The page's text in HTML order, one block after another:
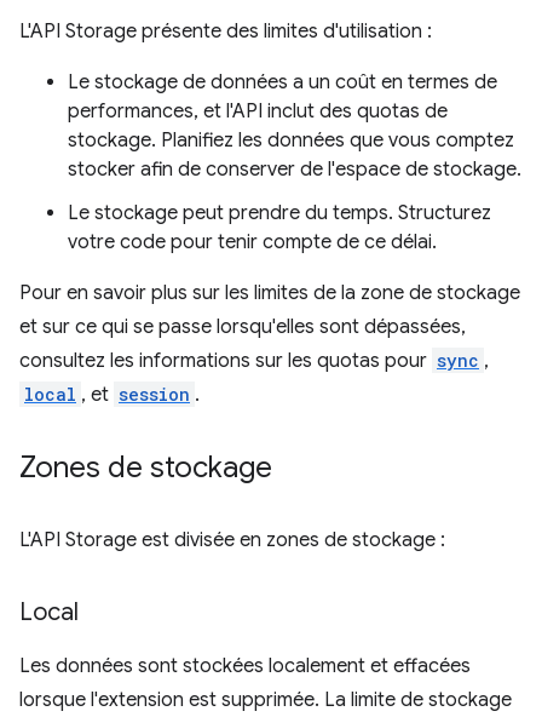
L'API Storage présente des limites d'utilisation :
Le stockage de données a un coût en termes de
performances, et l'API inclut des quotas de
stockage. Planifiez les données que vous comptez
stocker afin de conserver de l'espace de stockage.
Le stockage peut prendre du temps. Structurez
votre code pour tenir compte de ce délai.
Pour en savoir plus sur les limites de la zone de stockage
et sur ce qui se passe lorsqu'elles sont dépassées,
consultez les informations sur les quotas pour sync ,
local , et session .
Zones de stockage
L'API Storage est divisée en zones de stockage :
Local
Les données sont stockées localement et effacées
lorsque l'extension est supprimée. La limite de stockage